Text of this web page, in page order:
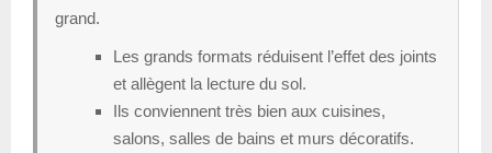
grand.
Les grands formats réduisent l’effet des joints
et allègent la lecture du sol.
Ils conviennent très bien aux cuisines,
salons, salles de bains et murs décoratifs.